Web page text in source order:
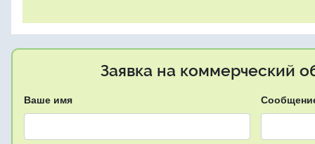
Заявка на коммерческий
Ваше имя